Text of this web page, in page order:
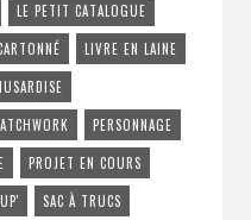
LE PETIT CATALOGUE
LIVRE EN LAINE
PERSONNAGE
PROJET EN COURS
SAC À TRUCS